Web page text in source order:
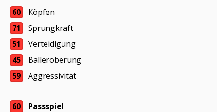
60
Köpfen
71
Sprungkraft
51
Verteidigung
45
Balleroberung
59
Aggressivität
60 Passspiel